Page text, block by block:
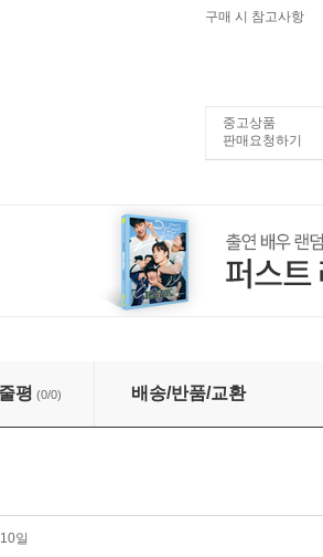
구매 시 참고사항
중고상품
판매요청하기
Clarinet Sonatas Nos.1 &
평 (0/0) 배송/반품/교환
일